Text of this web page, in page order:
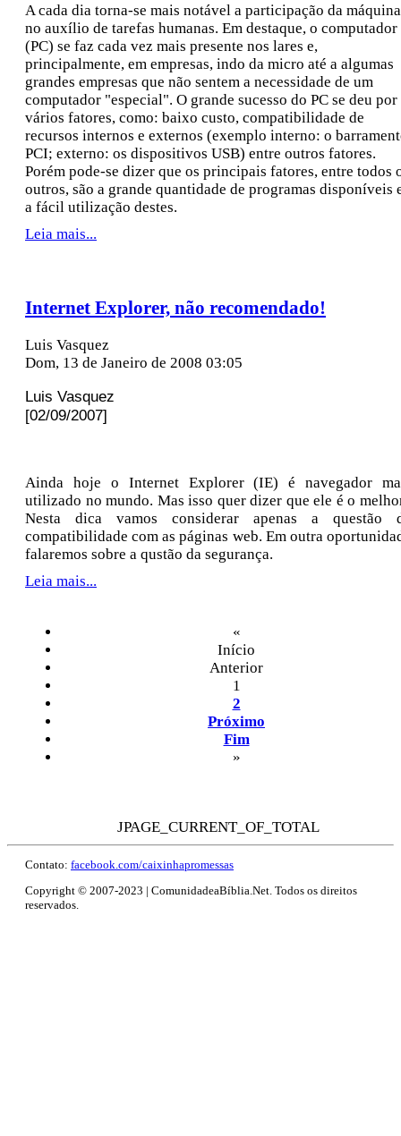
A cada dia torna-se mais notável a participação da máquina
no auxílio de tarefas humanas. Em destaque, o computador
(PC) se faz cada vez mais presente nos lares e,
principalmente, em empresas, indo da micro até a algumas
grandes empresas que não sentem a necessidade de um
computador "especial". O grande sucesso do PC se deu por
vários fatores, como: baixo custo, compatibilidade de
recursos internos e externos (exemplo interno: o
PCI; externo: os dispositivos USB) entre outros fatores.
Porém pode-se dizer que os principais fatores, entre todos
outros, são a grande quantidade de programas disponíveis
a fácil utilização destes.
Leia mais...
Internet Explorer, não recomendado!
Luis Vasquez
Dom, 13 de Janeiro de 2008 03:05
Luis Vasquez
[02/09/2007]
Ainda hoje o Internet Explorer (IE) é navegador
utilizado no mundo. Mas isso quer dizer que ele é o
Nesta dica vamos considerar apenas a questão
compatibilidade com as páginas web. Em outra
falaremos sobre a qustão da segurança.
Leia mais...
«
Início
Anterior
1
2
Próximo
Fim
»
JPAGE_CURRENT_OF_TOTAL
Contato: facebook.com/caixinhapromessas
Copyright © 2007-2023 | ComunidadeaBíblia.Net. Todos os direitos
reservados.